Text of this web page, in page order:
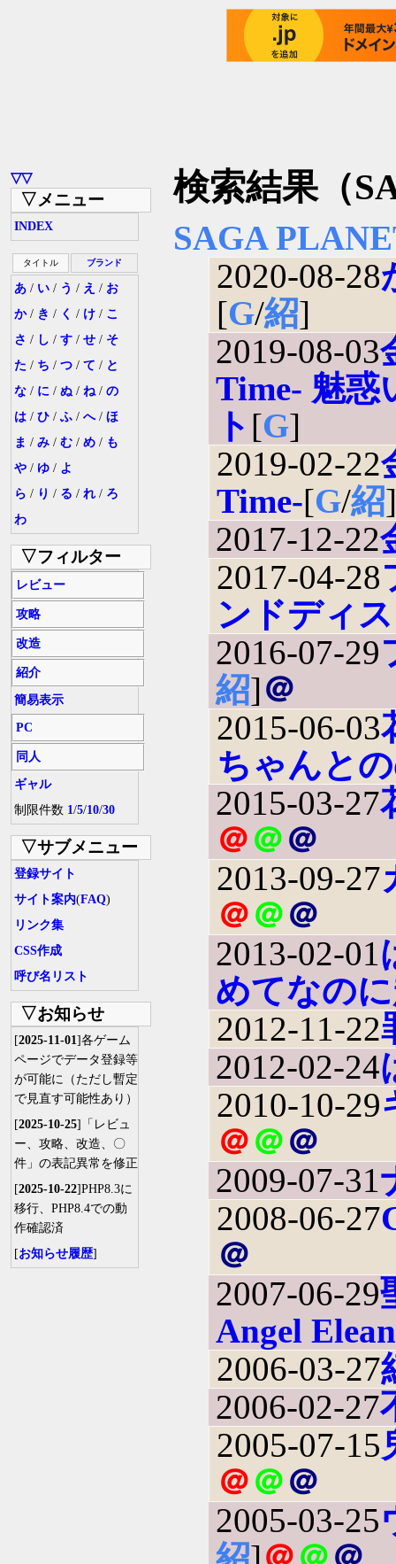
▽▽
▽メニュー
INDEX
タイトル ブランド
あ / い / う / え / お
か/ き / く / け / こ
さ / し / す / せ / そ
た / ち / つ / て / と
な / に / ぬ / ね/ の
は / ひ / ふ / へ/ ほ
ま / み / む / め / も
や / ゆ / よ
ら / り / る / れ / ろ
わ
▽フィルター
レビュー
攻略
改造
紹介
簡易表示
PC
同人
ギャル
制限件数 1/5/10/30
▽サブメニュー
登録サイト
サイト案内(FAQ)
リンク集
CSS作成
呼び名リスト
▽お知らせ
[2025-11-01]各ゲーム
ページでデータ登録等
が可能に（ただし暫定
で見直す可能性あり）
[2025-10-25]「レビュ
ー、攻略、改造、〇
件」の表記異常を修正
[2025-10-22]PHP8.3に
移行、PHP8.4での動
作確認済
[お知らせ履歴]
検索結果（
SAGA
2020-08-28
[G/紹]
2019-08-03
Time- 魅惑
ト [G]
2019-02-22
Time-[G/紹]
2017-12-22
2017-04-28
ンドディ
2016-07-29
紹]＠
2015-06-03
ちゃんと
2015-03-27
＠＠＠
2013-09-27
＠＠＠
2013-02-01
めてなの
2012-11-22
2012-02-24
2010-10-29
＠＠＠
2009-07-31
2008-06-27
＠
2007-06-29
Angel
2006-03-27
2006-02-27
2005-07-15
＠＠＠
2005-03-25